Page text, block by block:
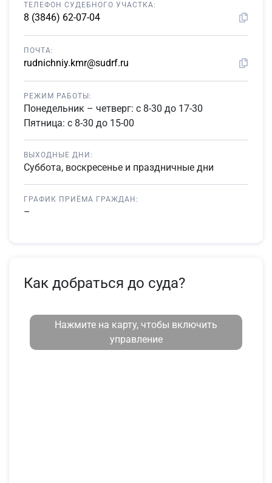
ТЕЛЕФОН СУДЕБНОГО УЧАСТКА:
8 (3846) 62-07-04
ПОЧТА:
rudnichniy.kmr@sudrf.ru
РЕЖИМ РАБОТЫ:
Понедельник – четверг: с 8-30 до 17-30
Пятница: с 8-30 до 15-00
ВЫХОДНЫЕ ДНИ:
Суббота, воскресенье и праздничные дни
ГРАФИК ПРИЁМА ГРАЖДАН:
–
Как добраться до суда?
Нажмите на карту, чтобы включить
управление